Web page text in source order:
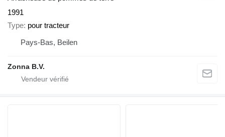
1991
Type pour tracteur
Pays-Bas, Beilen
Zonna B.V.